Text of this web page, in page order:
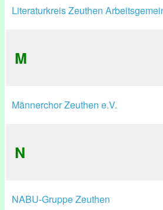
Literaturkreis Zeuthen
M
Männerchor Zeuthen e.V.
N
NABU-Gruppe Zeuthen